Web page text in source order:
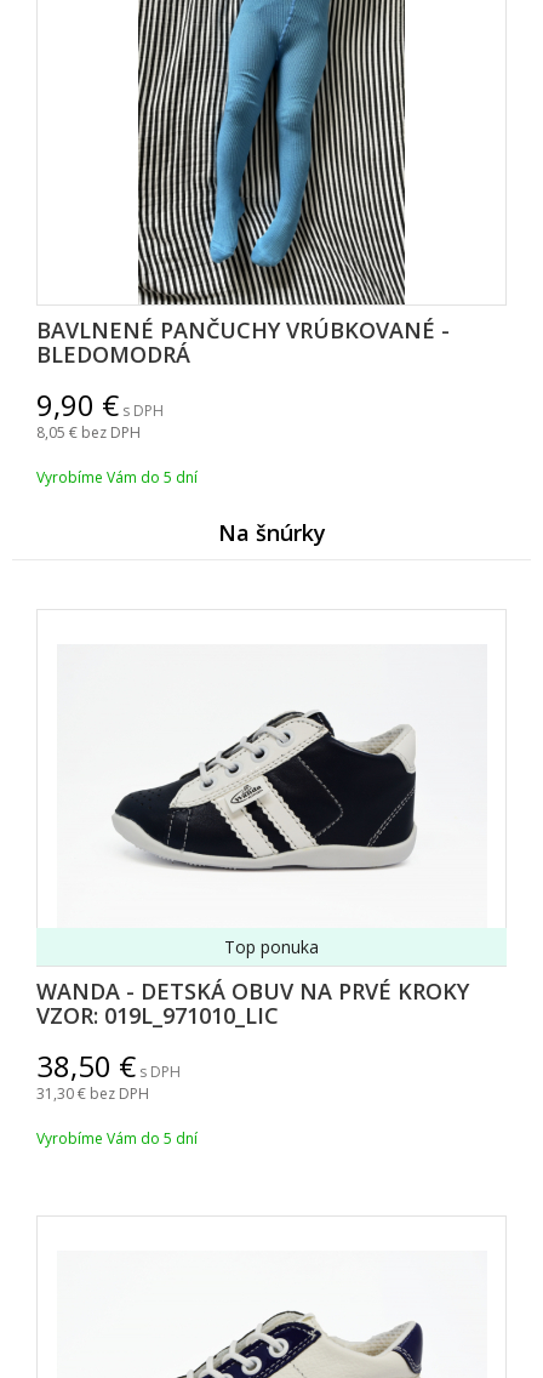
BAVLNENÉ PANČUCHY VRÚBKOVANÉ -
BLEDOMODRÁ
9,90
s DPH
8,05 bez DPH
Vyrobíme Vám do 5 dní
Na šnúrky
WANDA - DETSKÁ OBUV NA PRVÉ KROKY
VZOR: 019L_971010_LIC
Top ponuka
38,50
s DPH
31,30 bez DPH
Vyrobíme Vám do 5 dní